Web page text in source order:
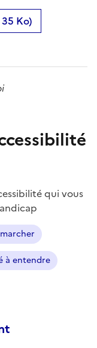
Ko)
qui vous
à entendre